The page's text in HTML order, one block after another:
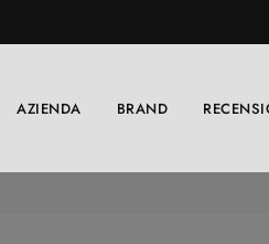
AZIENDA BRAND